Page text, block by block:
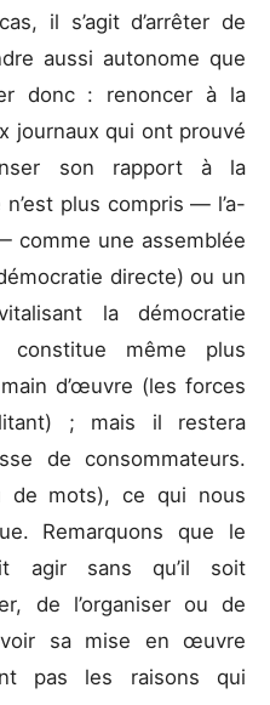
il s’agit d’arrêter de
aussi autonome que
donc : renoncer à la
journaux qui ont prouvé
son rapport à la
plus compris — l’a-
comme une assemblée
directe) ou un
la démocratie
même plus
d’œuvre (les forces
; mais il restera
de consommateurs.
de mots), ce qui nous
Remarquons que le
agir sans qu’il soit
de l’organiser ou de
sa mise en œuvre
pas les raisons qui